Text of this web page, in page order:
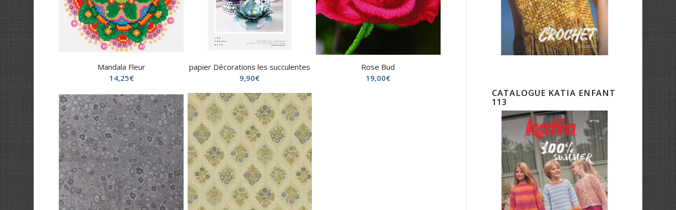
Mandala Fleur
14,25€
papier Décorations les succulentes
9,90€
Rose Bud
19,00€
CATALOGUE KATIA ENFANT
113